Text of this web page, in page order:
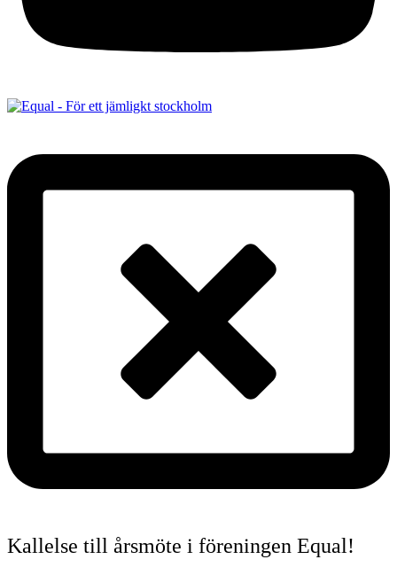
Kallelse till årsmöte i föreningen Equal!